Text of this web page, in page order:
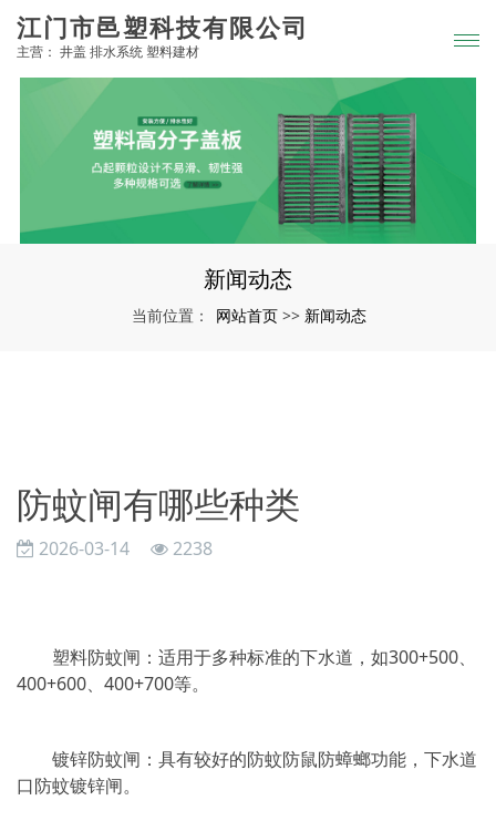
江门市邑塑科技有限公司
主营： 井盖 排水系统 塑料建材
新闻动态
当前位置： 网站首页 >> 新闻动态
防蚊闸有哪些种类
2026-03-14 2238
塑料防蚊闸：适用于多种标准的下水道，如300+500、
400+600、400+700等。
镀锌防蚊闸：具有较好的防蚊防鼠防蟑螂功能，下水道
口防蚊镀锌闸。